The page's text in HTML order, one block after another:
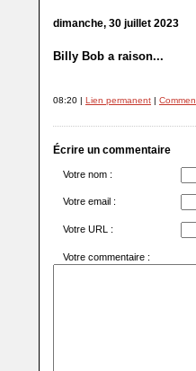
dimanche, 30 juillet 2023
Billy Bob a raison...
08:20 | Lien permanent
Écrire un commentaire
Votre nom :
Votre email :
Votre URL :
Votre commentaire :